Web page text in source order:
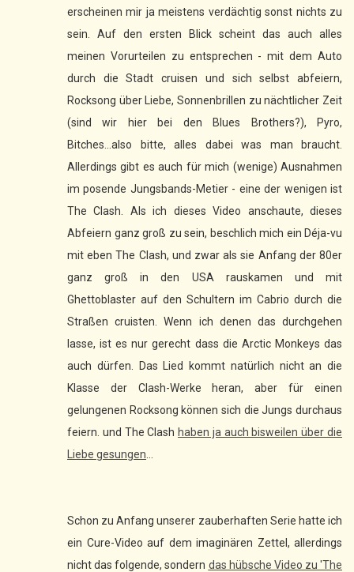
erscheinen mir ja meistens verdächtig sonst nichts zu
sein. Auf den ersten Blick scheint das auch alles
meinen Vorurteilen zu entsprechen - mit dem Auto
durch die Stadt cruisen und sich selbst abfeiern,
Rocksong über Liebe, Sonnenbrillen zu nächtlicher Zeit
(sind wir hier bei den Blues Brothers?), Pyro,
Bitches...also bitte, alles dabei was man braucht.
Allerdings gibt es auch für mich (wenige) Ausnahmen
im posende Jungsbands-Metier - eine der wenigen ist
The Clash. Als ich dieses Video anschaute, dieses
Abfeiern ganz groß zu sein, beschlich mich ein Déja-vu
mit eben The Clash, und zwar als sie Anfang der 80er
ganz groß in den USA rauskamen und mit
Ghettoblaster auf den Schultern im Cabrio durch die
Straßen cruisten. Wenn ich denen das durchgehen
lasse, ist es nur gerecht dass die Arctic Monkeys das
auch dürfen. Das Lied kommt natürlich nicht an die
Klasse der Clash-Werke heran, aber für einen
gelungenen Rocksong können sich die Jungs durchaus
feiern. und The Clash haben ja auch bisweilen über die
Liebe gesungen
Schon zu Anfang unserer zauberhaften Serie hatte ich
ein Cure-Video auf dem imaginären Zettel, allerdings
nicht das folgende, sondern das hübsche Video zu 'The